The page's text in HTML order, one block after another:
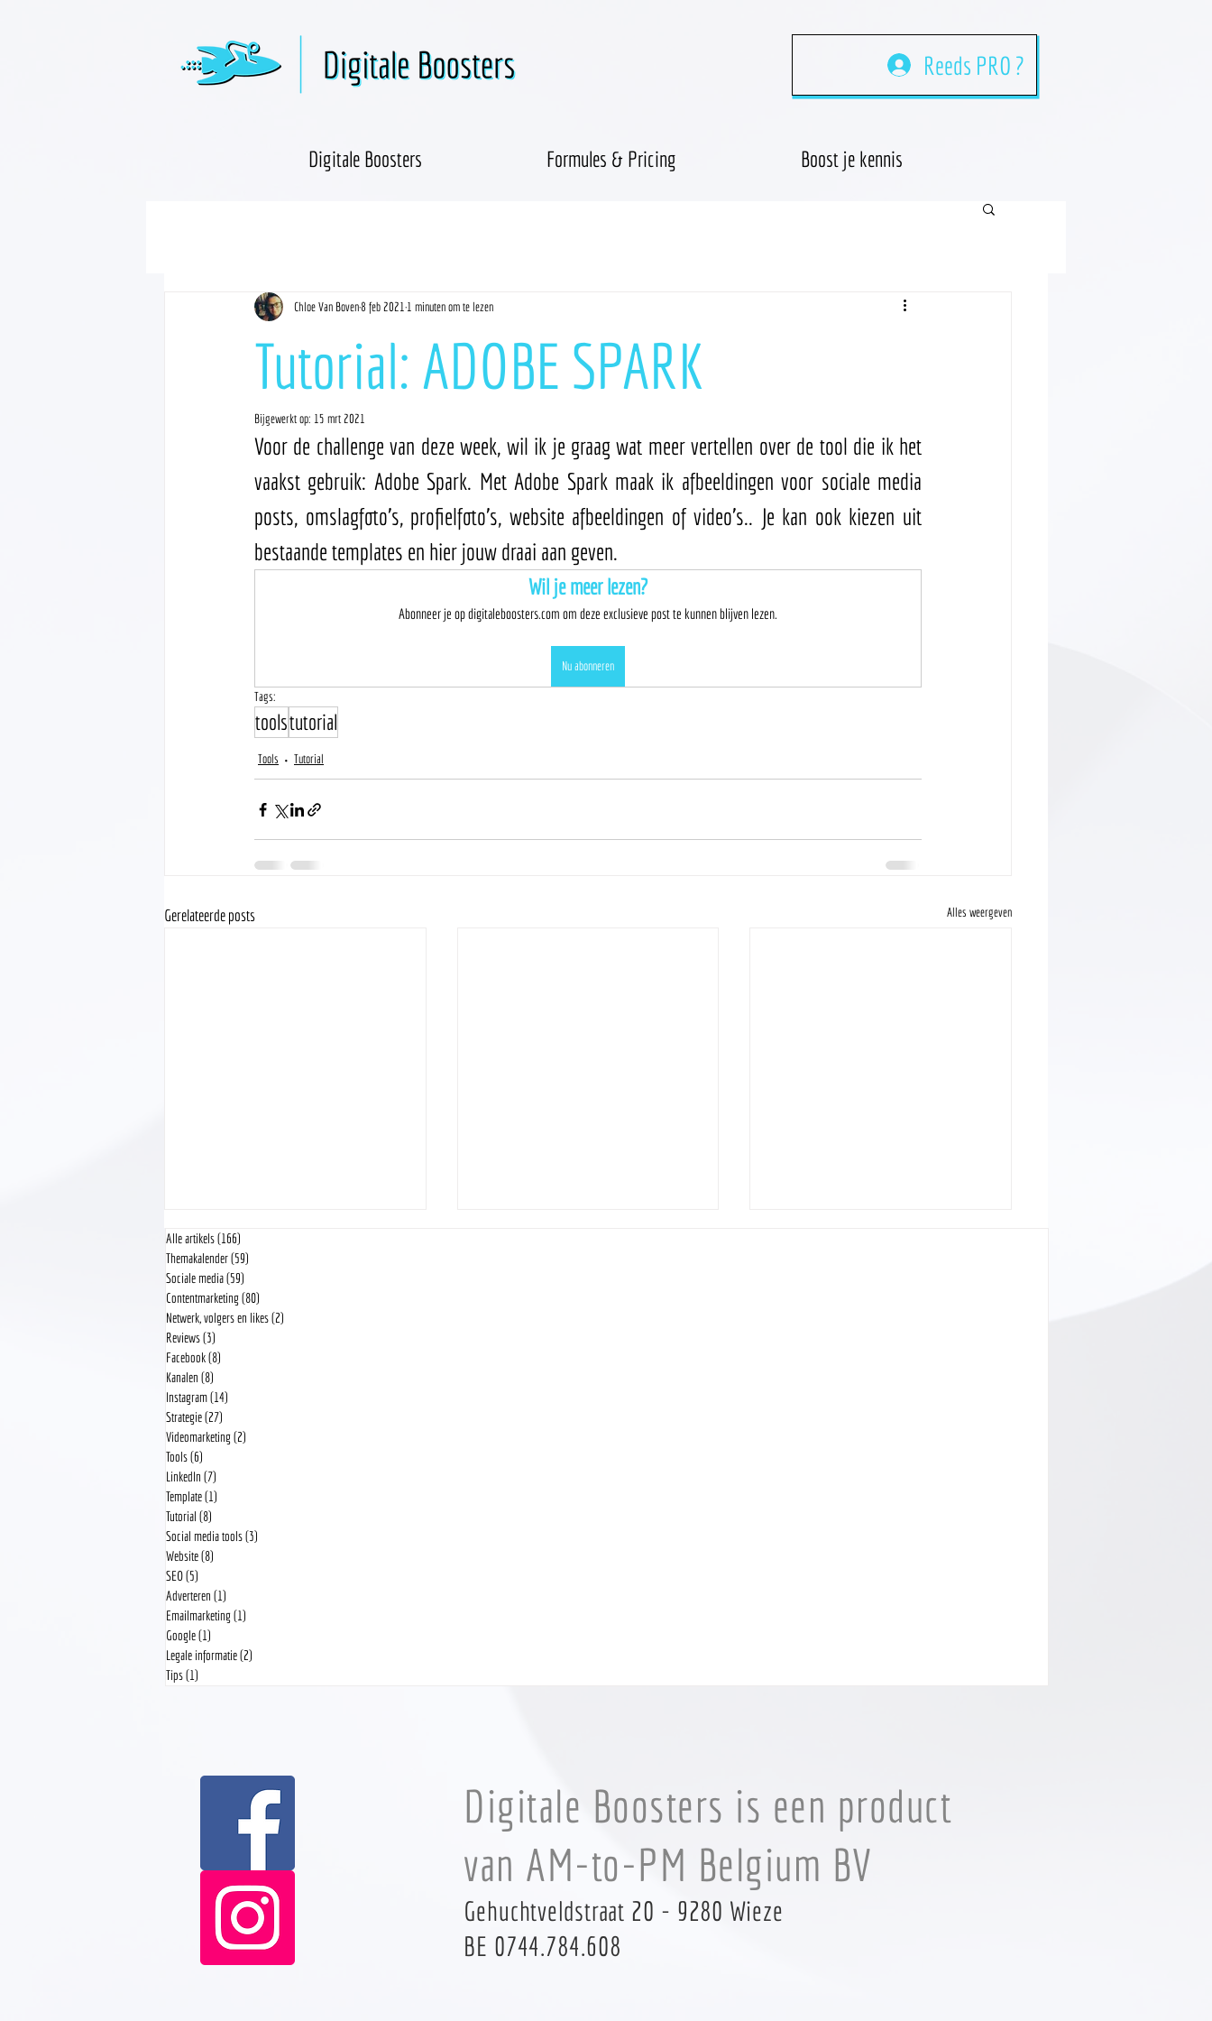
Reeds PRO ?
Digitale Boosters Formules & Pricing Boost je kennis
Tutorial: ADOBE SPARK
Chloe Van Boven8 feb 2021 1 minuten om te lezen
Bijgewerkt op: 15 mrt 2021
Voor de challenge van deze week, wil ik je graag wat meer vertellen over de tool die ik het
vaakst gebruik: Adobe Spark. Met Adobe Spark maak ik afbeeldingen voor sociale media
posts, omslagfoto's, profielfoto's, website afbeeldingen of video's.. Je kan ook kiezen uit
bestaande templates en hier jouw draai aan geven.
Wil je meer lezen?
Abonneer je op digitaleboosters.com om deze exclusieve post te kunnen blijven lezen.
Nu abonneren
Tags:
toolstutorial
Tools Tutorial
Gerelateerde posts Alles weergeven
360° foto's in Instagram
Alle artikels(166)
Themakalender(59)
Sociale media(59)
Contentmarketing(80)
Netwerk, volgers en likes(2)
Reviews(3)
Facebook(8)
Kanalen (8)
Instagram(14)
Strategie(27)
Videomarketing(2)
Tools(6)
LinkedIn (7)
Template(1)
Tutorial (8)
Social media tools(3)
Website(8)
SEO(5)
Adverteren (1)
Emailmarketing(1)
Google(1)
Legale informatie(2)
Tips(1)
Digitale Boosters is een product
van AM-to-PM Belgium BV
Gehuchtveldstraat 20 - 9280 Wieze
BE 0744.784.608